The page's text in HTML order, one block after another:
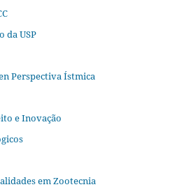
da USP
Perspectiva Ístmica
e Inovação
em Zootecnia